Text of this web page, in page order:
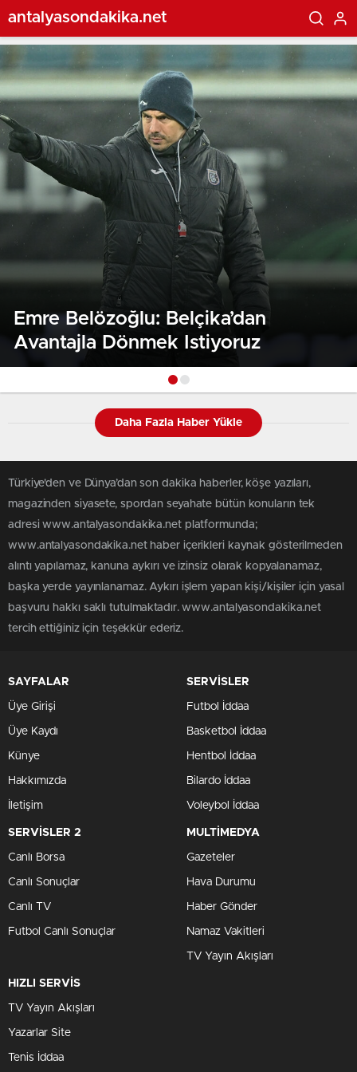
antalyasondakika.net
Emre Belözoğlu: Belçika’dan
Avantajla Dönmek Istiyoruz
Daha Fazla Haber Yükle
Türkiye'den ve Dünya’dan son dakika haberler, köşe yazıları,
magazinden siyasete, spordan seyahate bütün konuların tek
adresi www.antalyasondakika.net platformunda;
www.antalyasondakika.net haber içerikleri kaynak gösterilmeden
alıntı yapılamaz, kanuna aykırı ve izinsiz olarak kopyalanamaz,
başka yerde yayınlanamaz. Aykırı işlem yapan kişi/kişiler için yasal
başvuru hakkı saklı tutulmaktadır. www.antalyasondakika.net
tercih ettiğiniz için teşekkür ederiz.
SAYFALAR
Üye Girişi
Üye Kaydı
Künye
Hakkımızda
İletişim
SERVİSLER
Futbol İddaa
Basketbol İddaa
Hentbol İddaa
Bilardo İddaa
Voleybol İddaa
SERVİSLER 2
Canlı Borsa
Canlı Sonuçlar
Canlı TV
Futbol Canlı Sonuçlar
MULTİMEDYA
Gazeteler
Hava Durumu
Haber Gönder
Namaz Vakitleri
TV Yayın Akışları
HIZLI SERVİS
TV Yayın Akışları
Yazarlar Site
Tenis İddaa